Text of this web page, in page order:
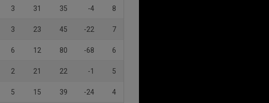
3 31 35 -4 8
3 23 45 -22 7
6 12 80 -68 6
2 21 22 -1 5
5 15 39 -24 4